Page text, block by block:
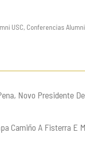
USC, Conferencias Alumni
Novo Presidente
Camiño A Fisterra E